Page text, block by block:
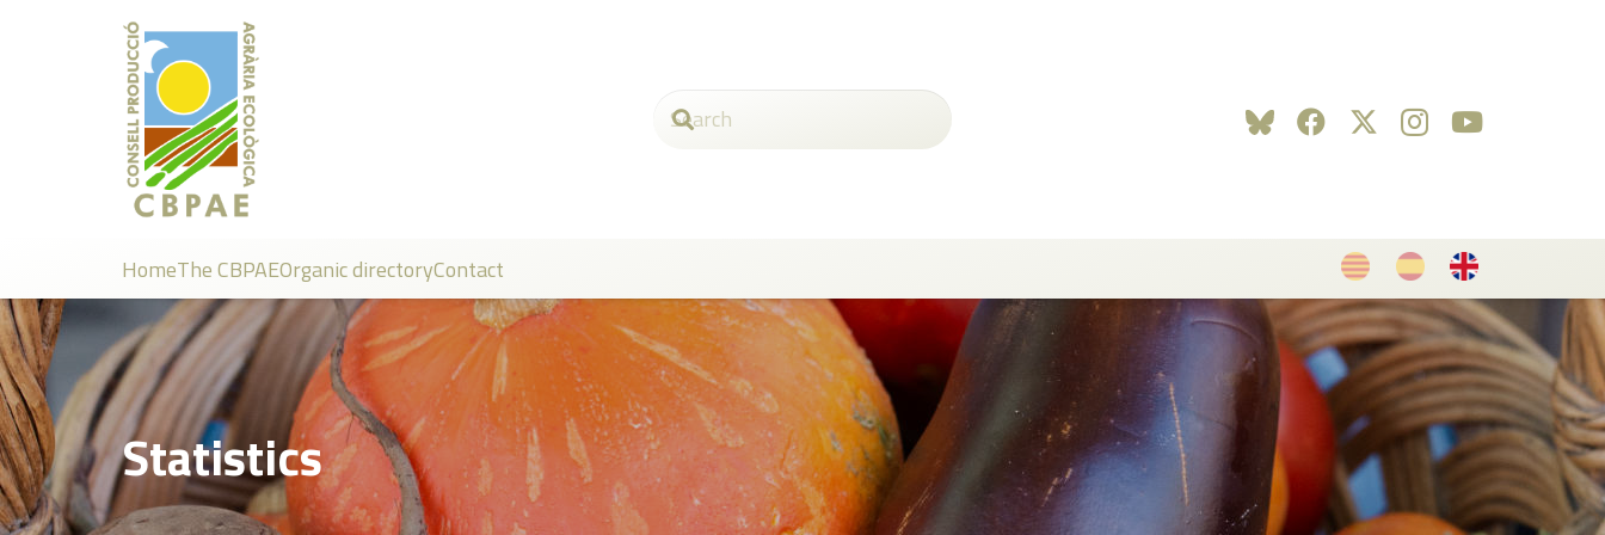
HomeThe CBPAEOrganic directoryContact
Statistics